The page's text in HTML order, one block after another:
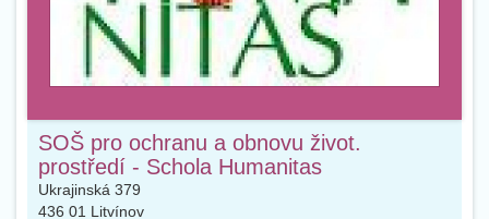
SOŠ pro ochranu a obnovu život.
prostředí - Schola Humanitas
Ukrajinská 379
436 01 Litvínov